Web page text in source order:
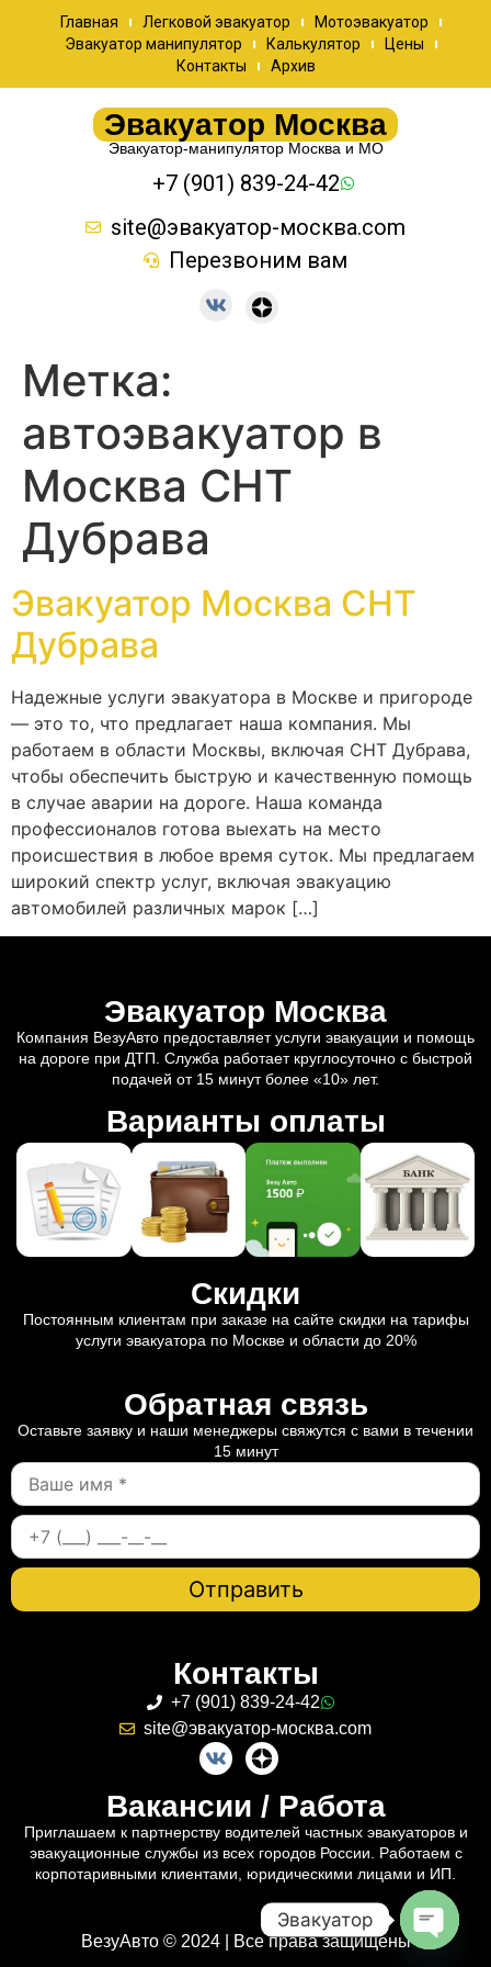
Главная Легковой эвакуатор
Мотоэвакуатор
Эвакуатор манипулятор
Калькулятор
Цены
Контакты
Архив
Эвакуатор Москва
Эвакуатор-манипулятор Москва и МО
+7 (901) 839-24-42
site@эвакуатор-москва.com
Перезвоним вам
Метка:
автоэвакуатор в
Москва СНТ
Дубрава
Эвакуатор Москва СНТ
Дубрава
Надежные услуги эвакуатора в Москве и пригороде
— это то, что предлагает наша компания. Мы
работаем в области Москвы, включая СНТ Дубрава,
чтобы обеспечить быструю и качественную помощь
в случае аварии на дороге. Наша команда
профессионалов готова выехать на место
происшествия в любое время суток. Мы предлагаем
широкий спектр услуг, включая эвакуацию
автомобилей различных марок […]
Эвакуатор Москва
Компания ВезуАвто предоставляет услуги эвакуации и помощь
на дороге при ДТП. Служба работает круглосуточно с быстрой
подачей от 15 минут более «10» лет.
Варианты оплаты
Скидки
Постоянным клиентам при заказе на сайте скидки на тарифы
услуги эвакуатора по Москве и области до 20%
Обратная связь
Оставьте заявку и наши менеджеры свяжутся с вами в течении
15 минут
Контакты
+7 (901) 839-24-42
site@эвакуатор-москва.com
Вакансии / Работа
Приглашаем к партнерству водителей частных эвакуаторов и
эвакуационные службы из всех городов России. Работаем с
корпотаривными клиентами, юридическими лицами и ИП.
ВезуАвто © 2024 | Все права защищены
Эвакуатор